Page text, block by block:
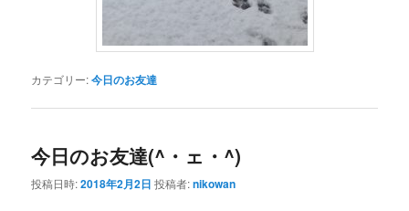
カテゴリー:今日のお友達
今日のお友達(^・ェ・^)
投稿日時:2018年2月2日 投稿者:nikowan